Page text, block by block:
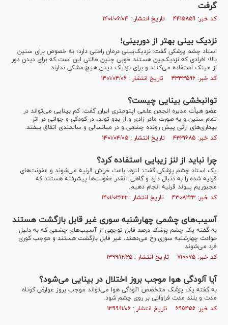
گرفت
کد خبر: ۴۴۱۵۸۵۹ تاریخ انتشار : ۱۴۰۱/۰۶/۰۴
نزدیک بینی بهتر از دوربینی!
استاد چشم پزشکی گفت: نزدیک‌بینی درمان راحتی دارد؛ به خصوص برای سنین
بالا؛ افرادی که نزدیک‌بین هستند خوبی چنین حالتی این است که برای دیدن دور
از عینک استفاده می‌کنند و برای نزدیک‌ دیدن هیچ مشکی ندارند.
کد خبر: ۴۳۳۳۵۹۶ تاریخ انتشار : ۱۴۰۱/۰۴/۰۶
توانبخشی بینایی چیست؟
عضو هیأت مدیره انجمن علمی اپتومتری ایران گفت: کم بینایی می‌تواند در
تمام سنین و به صورت مادر زادی و از بدو تولد، در کودکی و جوانی در اثر
بیماری‌های ارثی پیش رونده چشمی و در میانسالی و سالمندی اتفاق بیفتد.
کد خبر: ۴۳۳۱۶۸۵ تاریخ انتشار : ۱۴۰۱/۰۴/۰۵
چرا نباید از لنز زیبایی استفاده کرد؟
یک استاد چشم پزشکی گفت:‌ لنزها باعث خراش قرنیه می‌شوند و عفونت‌های
قرنیه شده را به دنبال دارد و گاهی آنقدر عفونت‌ها پیشرفته هستند که
مجبوریم پیوند قرنیه انجام دهیم.
کد خبر: ۴۳۰۸۲۲۳ تاریخ انتشار : ۱۴۰۱/۰۳/۲۲
آسیب‌های چشمی چهارشنبه سوری غیر قابل بازگشت هستند
به گفته یک چشم پزشک درصد قابل توجهی از آسیب‌های چشمی که به دلیل
حوادث چهارشنبه سوری رخ می‌دهند، غیر قابل بازگشت هستند و موجب کوری
فرد می‌شوند.
کد خبر: ۷۱۰۰۷۵ تاریخ انتشار : ۱۳۹۹/۱۲/۲۵
آیا آلودگی هوا موجب بروز اختلال در بینایی می‌شود؟
به گفته یک پزشک متخصص آلودگی هوا می‌تواند موجب بروز عوارض کوتاه
مدت و بلند مدت فراوانی بر روی چشم شود.
کد خبر: ۶۹۵۴۵۶ تاریخ انتشار : ۱۳۹۹/۱۱/۰۶